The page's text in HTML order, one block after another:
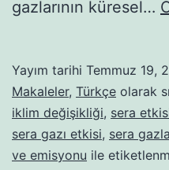
gazlarının küresel…
Yayım tarihi Temmuz 19,
Makaleler, Türkçe olarak
iklim değişikliği, sera
sera gazı etkisi, sera
ve emisyonu ile